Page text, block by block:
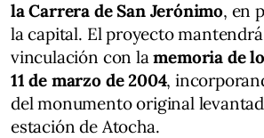
la Carrera de San Jerónimo, en
la capital. El proyecto
vinculación con lamemoria de
11 de marzo de 2004,
del monumento original
estación de Atocha.